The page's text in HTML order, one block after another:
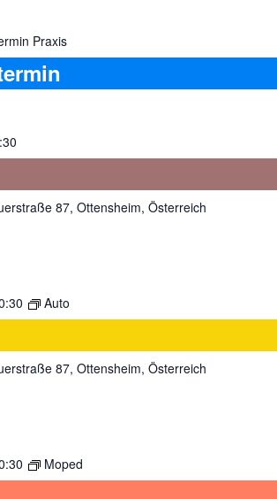
Praxis
87, Ottensheim, Österreich
Auto
87, Ottensheim, Österreich
Moped